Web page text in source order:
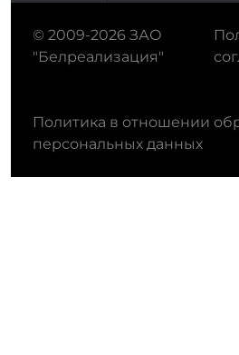
© 2009-2026 ЗАО
"Белреализация"
Политика в отношении
персональных данных